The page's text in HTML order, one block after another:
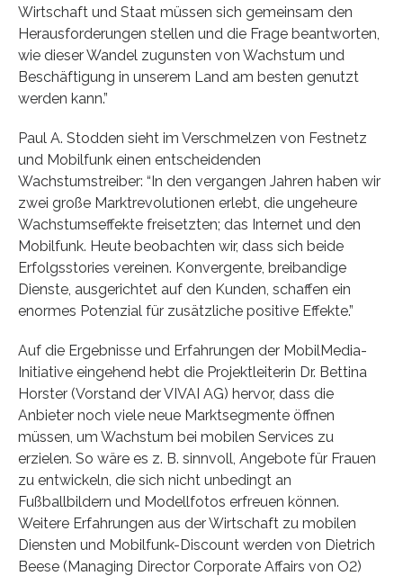
Wirtschaft und Staat müssen sich gemeinsam den
Herausforderungen stellen und die Frage beantworten,
wie dieser Wandel zugunsten von Wachstum und
Beschäftigung in unserem Land am besten genutzt
werden kann.”
Paul A. Stodden sieht im Verschmelzen von Festnetz
und Mobilfunk einen entscheidenden
Wachstumstreiber: “In den vergangen Jahren haben wir
zwei große Marktrevolutionen erlebt, die ungeheure
Wachstumseffekte freisetzten; das Internet und den
Mobilfunk. Heute beobachten wir, dass sich beide
Erfolgsstories vereinen. Konvergente, breibandige
Dienste, ausgerichtet auf den Kunden, schaffen ein
enormes Potenzial für zusätzliche positive Effekte.”
Auf die Ergebnisse und Erfahrungen der MobilMedia-
Initiative eingehend hebt die Projektleiterin Dr. Bettina
Horster (Vorstand der VIVAI AG) hervor, dass die
Anbieter noch viele neue Marktsegmente öffnen
müssen, um Wachstum bei mobilen Services zu
erzielen. So wäre es z. B. sinnvoll, Angebote für Frauen
zu entwickeln, die sich nicht unbedingt an
Fußballbildern und Modellfotos erfreuen können.
Weitere Erfahrungen aus der Wirtschaft zu mobilen
Diensten und Mobilfunk-Discount werden von Dietrich
Beese (Managing Director Corporate Affairs von O2)